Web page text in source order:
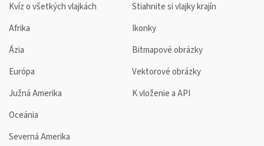
Kvíz o všetkých vlajkách
Afrika
Ázia
Európa
Južná Amerika
Oceánia
Severná Amerika
Stiahnite si vlajky krajín
Ikonky
Bitmapové obrázky
Vektorové obrázky
K vloženie a API